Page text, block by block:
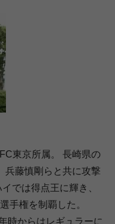
東京所属。 長崎県の
兵藤慎剛らと共に攻撃
では得点王に輝き、
手権を制覇した。
時からはレギュラーに